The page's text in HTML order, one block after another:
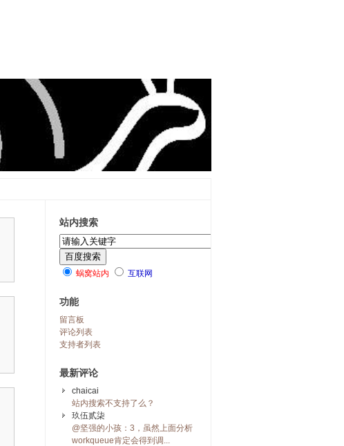
站内搜索
蜗窝站内 互联网
功能
留言板
评论列表
支持者列表
最新评论
chaicai
站内搜索不支持了么？
玖伍贰柒
@坚强的小孩：3，虽然上面分析
workqueue肯定会得到调...